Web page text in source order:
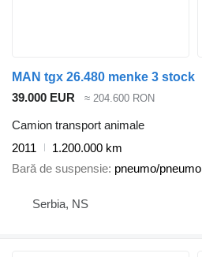
MAN tgx 26.480 menke 3 stock
39.000 EUR
≈ 204.600 RON
Camion transport animale
2011
1.200.000 km
Bară de suspensie pneumo/pneumo
Serbia, NS